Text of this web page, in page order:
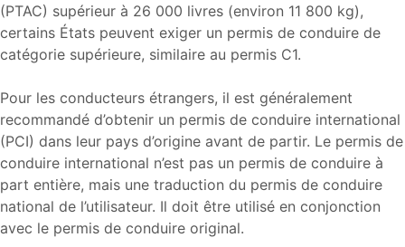
(PTAC) supérieur à 26 000 livres (environ 11 800 kg),
certains États peuvent exiger un permis de conduire de
catégorie supérieure, similaire au permis C1.
Pour les conducteurs étrangers, il est généralement
recommandé d’obtenir un permis de conduire international
(PCI) dans leur pays d’origine avant de partir. Le permis de
conduire international n’est pas un permis de conduire à
part entière, mais une traduction du permis de conduire
national de l’utilisateur. Il doit être utilisé en conjonction
avec le permis de conduire original.